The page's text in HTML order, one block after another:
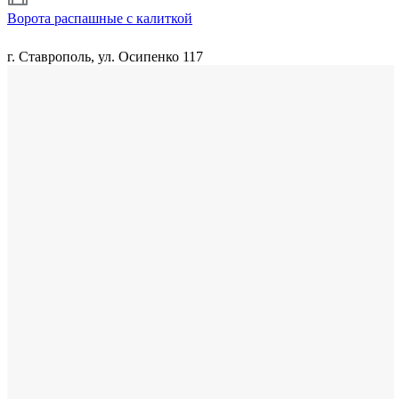
Ворота распашные с калиткой
г. Ставрополь, ул. Осипенко 117